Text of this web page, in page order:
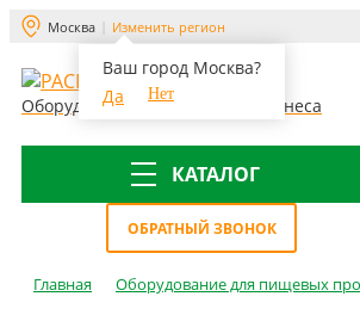
Москва Изменить регион
Ваш город Москва?
Да
Нет
Оборудование для склада и бизнеса
КАТАЛОГ
ОБРАТНЫЙ ЗВОНОК
Главная Оборудование для пищевых